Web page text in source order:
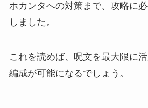
ホカンタへの対策まで、攻略に
しました。
これを読めば、呪文を最大限に
編成が可能になるでしょう。